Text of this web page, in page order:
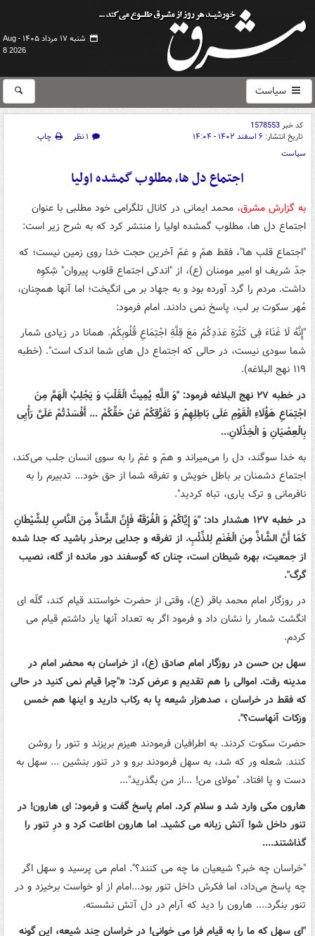
شنبه ۱۷ مرداد ۱۴۰۵ -
Aug
8 2026
سیاست
کد خبر1578553
تاریخ انتشار: ۶ اسفند ۱۴۰۲ - ۱۴:۰۴ ۱ نظر
چاپ
سیاست
اجتماع دل ها، مطلوب گمشده اولیا
به گزارش مشرق، محمد ایمانی در کانال تلگرامی خود مطلبی با عنوان
اجتماع دل ها، مطلوب گمشده اولیا را منتشر کرد که به شرح زیر است:
"اجتماع قلب ها"، فقط همّ و غمّ آخرین حجت خدا روی زمین نیست؛ که
جدّ شریف او امیر مومنان (ع)، از "اندکی اجتماع قلوب پیروان" شِکوِه
داشت. مردم را گرد آورده بود و به جهاد بر می انگیخت؛ اما آنها همچنان،
مُهر سکوت بر لب، پاسخ نمی دادند. امام فرمود:
"إِنَّهُ لَا غَنَاءَ فِی کَثْرَةِ عَدَدِکُمْ مَعَ قِلَّةِ اجْتِمَاعِ قُلُوبِکُمْ. همانا در زیادی شمار
شما سودی نیست، در حالی که اجتماع دل های شما اندک است". (خطبه
۱۱۹ نهج البلاغه).
در خطبه ۲۷ نهج البلاغه فرمود: "وَ اللَّهِ یُمِیتُ الْقَلْبَ وَ یَجْلِبُ الْهَمَّ مِنَ
اجْتِمَاعِ هَؤُلَاءِ الْقَوْمِ عَلَی بَاطِلِهِمْ وَ تَفَرُّقِکُمْ عَنْ حَقِّکُمْ ... أَفْسَدْتُمْ عَلَیَّ رَأْیِی
بِالْعِصْیَانِ وَ الْخِذْلَانِ...
به خدا سوگند، دل را می‌میراند و همّ و غمّ را به سوی انسان جلب می‌کند،
اجتماع دشمنان بر باطل خویش و تفرقه شما از حق خود... تدبیرم را به
نافرمانی و ترک یاری، تباه کردید".
در خطبه ۱۲۷ هشدار داد: "وَ إِیَّاکُمْ وَ الْفُرْقَهًْ فَإِنَّ الشَّاذَّ مِنَ النَّاسِ لِلشَّیْطَانِ
کَمَا أَنَّ الشَّاذَّ مِنَ الْغَنَمِ لِلذِّئْبِ. از تفرقه و جدایی برحذر باشید که جدا شده
از جمعیت، بهره شیطان است، چنان‌ که گوسفند دور مانده از گله، نصیب
گرگ".
در روزگار امام محمد باقر (ع)، وقتی از حضرت خواستند قیام کند، گلّه ای
انگشت شمار را نشان داد و فرمود اگر به تعداد آنها یار داشتم قیام می
کردم.
سهل بن حسن در روزگار امام صادق (ع)، از خراسان به محضر امام در
مدینه رفت. اموالی را هم تقدیم و عرض کرد: «"چرا قیام نمی کنید در حالی
که فقط در خراسان ، صدهزار شیعه پا به رکاب دارید و اینها هم خمس
وزکات آنهاست؟".
حضرت سکوت کردند. به اطرافیان فرمودند هیزم بریزند و تنور را روشن
کنند. شعله ور که شد، به سهل فرمودند برو و در تنور بنشین ... سهل به
دست و پا افتاد. "مولای من! ...از من بگذرید"...
هارون مکی وارد شد و سلام کرد. امام پاسخ گفت و فرمود: ای هارون! در
تنور داخل شو! آتش زبانه می کشید. اما هارون اطاعت کرد و درِ تنور را
گذاشتند....
"خراسان چه خبر؟ شیعیان ما چه می کنند؟". امام می پرسید و سهل اگر
چه پاسخ می‌داد، اما فکرش داخل تنور بود...امام از او خواست برخیزد و در
تنور بنگرد.... هارون را دید که آرام در دل آتش نشسته.
"ای سهل که ما را به قیام فرا می خوانی! در خراسان چند شیعه، این گونه